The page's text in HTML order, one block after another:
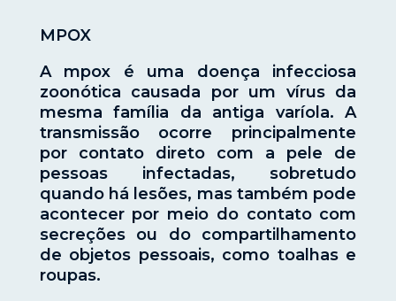
MPOX
A mpox é uma doença infecciosa
zoonótica causada por um vírus da
mesma família da antiga varíola. A
transmissão ocorre principalmente
por contato direto com a pele de
pessoas infectadas, sobretudo
quando há lesões, mas também pode
acontecer por meio do contato com
secreções ou do compartilhamento
de objetos pessoais, como toalhas e
roupas.